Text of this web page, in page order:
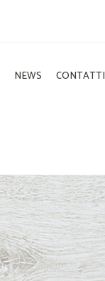
NEWS CONTATTI